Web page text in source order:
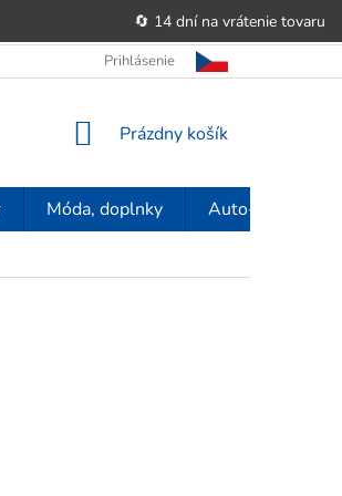
🔄 14 dní na vrátenie tovaru
PODMIENKY POUČENIE O PRÁVE
Prihlásenie
NÁKUPNÝ
Prázdny košík
Móda, doplnky Auto-moto